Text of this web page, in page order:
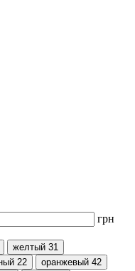
грн
желтый 31
22 оранжевый 42